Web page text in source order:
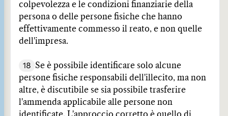
colpevolezza e le condizioni finanziarie della
persona o delle persone fisiche che hanno
effettivamente commesso il reato, e non quelle
dell'impresa.
18
Se è possibile identificare solo alcune
persone fisiche responsabili dell'illecito, ma non
altre, è discutibile se sia possibile trasferire
l'ammenda applicabile alle persone non